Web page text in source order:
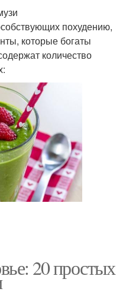
похудению,
которые богаты
количество
20 простых